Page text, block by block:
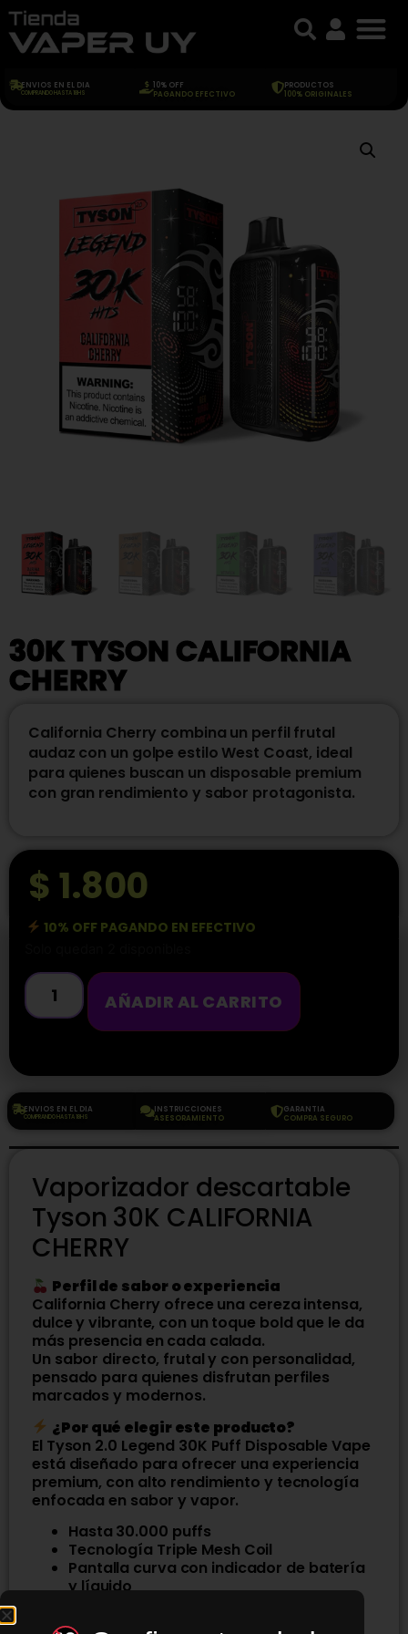
ENVIOS EN EL DIA
COMPRANDO HASTA 18HS
10% OFF
PAGANDO EFECTIVO
PRODUCTOS
100% ORIGINALES
30K TYSON CALIFORNIA
CHERRY
California Cherry combina un perfil frutal
audaz con un golpe estilo West Coast, ideal
para quienes buscan un disposable premium
con gran rendimiento y sabor protagonista.
$ 1.800
10% OFF PAGANDO EN EFECTIVO
AÑADIR AL CARRITO
ENVIOS EN EL DIA
COMPRANDO HASTA 18HS
INSTRUCCIONES
ASESORAMIENTO
GARANTIA
COMPRA SEGURO
Vaporizador descartable
Tyson 30K CALIFORNIA
CHERRY
Perfil de sabor o experiencia
California Cherry ofrece una cereza intensa,
dulce y vibrante, con un toque bold que le da
más presencia en cada calada.
Un sabor directo, frutal y con personalidad,
pensado para quienes disfrutan perfiles
marcados y modernos.
¿Por qué elegir este producto?
El Tyson 2.0 Legend 30K Puff Disposable Vape
está diseñado para ofrecer una experiencia
premium, con alto rendimiento y tecnología
enfocada en sabor y vapor.
Hasta 30.000 puffs
Tecnología Triple Mesh Coil
Pantalla curva con indicador de batería
y líquido
Batería de 850 mAh